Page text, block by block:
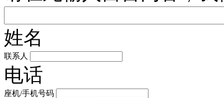
姓名
联系人
电话
座机/手机号码